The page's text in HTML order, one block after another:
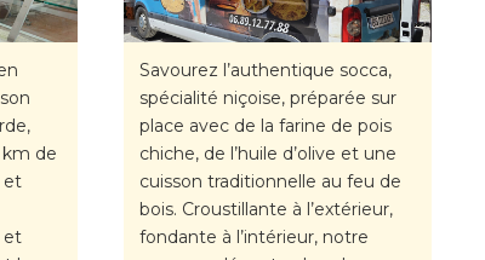
de
et
et
Savourez l’authentique socca,
spécialité niçoise, préparée sur
place avec de la farine de pois
chiche, de l’huile d’olive et une
cuisson traditionnelle au feu de
bois. Croustillante à l’extérieur,
fondante à l’intérieur, notre